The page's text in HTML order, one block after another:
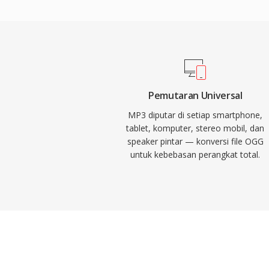
format audio yang paling didukung
semua pemutar media, sistem operasi,
Pemutaran Universal
MP3 diputar di setiap smartphone,
tablet, komputer, stereo mobil, dan
speaker pintar — konversi file OGG
untuk kebebasan perangkat total.